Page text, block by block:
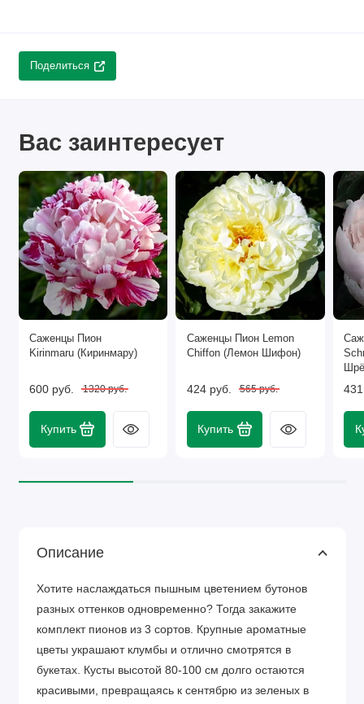
Поделиться
Вас заинтересует
Саженцы Пион
Kirinmaru (Киринмару)
600 руб. 1320 руб.
Купить
Саженцы Пион Lemon
Chiffon (Лемон Шифон)
424 руб. 565 руб.
Купить
Описание
Хотите наслаждаться пышным цветением бутонов
разных оттенков одновременно? Тогда закажите
комплект пионов из 3 сортов. Крупные ароматные
цветы украшают клумбы и отлично смотрятся в
букетах. Кусты высотой 80-100 см долго остаются
красивыми, превращаясь к сентябрю из зеленых в